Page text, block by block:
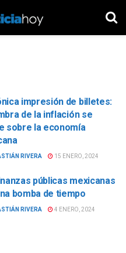
impresión de billetes:
de la inflación se
sobre la economía
RIVERA 15 ENERO, 2024
públicas mexicanas
bomba de tiempo
RIVERA 4 ENERO, 2024